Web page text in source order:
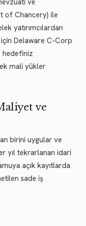
of Chancery) ile
yatırımcılardan
Delaware C-Corp
hedefiniz
mali yükler
ve
birini uygular ve
yıl tekrarlanan idari
açık kayıtlarda
sade iş